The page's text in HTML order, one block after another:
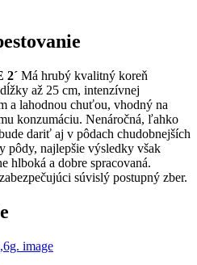
2´ Má hrubý kvalitný koreň
až 25 cm, intenzívnej
a lahodnou chuťou, vhodný na
konzumáciu. Nenáročná, ľahko
dariť aj v pôdach chudobnejších
pôdy, najlepšie výsledky však
hlboká a dobre spracovaná.
súvislý postupný zber.